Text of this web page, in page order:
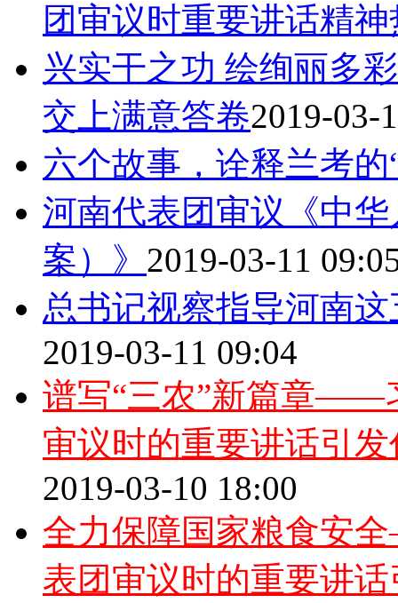
团审议时重要讲话精
兴实干之功 绘绚丽多
交上满意答卷2019-03-
六个故事，诠释兰考的
河南代表团审议《中
案）》 2019-03-11
总书记视察指导河南
2019-03-11 09:04
谱写“三农”新篇章——
审议时的重要讲话引
2019-03-10 18:00
全力保障国家粮食安
表团审议时的重要讲